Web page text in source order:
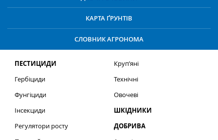
КАРТА ҐРУНТІВ
СЛОВНИК АГРОНОМА
ПЕСТИЦИДИ
Гербіциди
Фунгіциди
Інсекциди
Регулятори росту
Круп’яні
Технічні
Овочеві
ШКІДНИКИ
ДОБРИВА